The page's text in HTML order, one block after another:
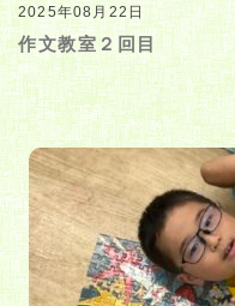
2025年08月22日
作文教室２回目